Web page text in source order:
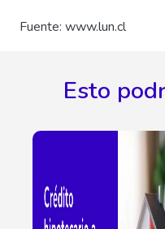
Fuente: www.lun.cl
Esto